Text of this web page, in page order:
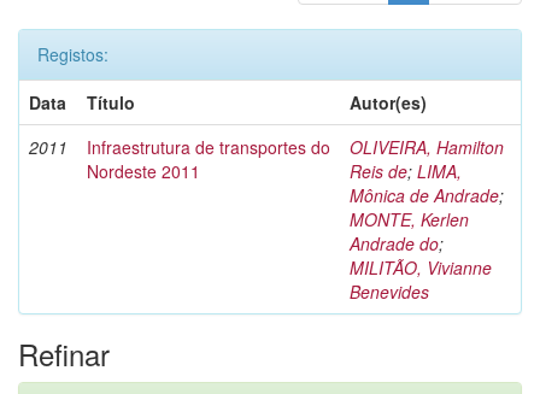
Registos:
Data
Título
Autor(es)
2011
Infraestrutura de transportes do
Nordeste 2011
OLIVEIRA, Hamilton
Reis de; LIMA,
Mônica de Andrade;
MONTE, Kerlen
Andrade do;
MILITÃO, Vivianne
Benevides
Refinar